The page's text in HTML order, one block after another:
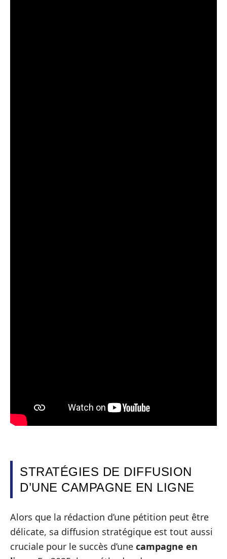
STRATÉGIES DE DIFFUSION
D’UNE CAMPAGNE EN LIGNE
Alors que la rédaction d’une pétition peut être
délicate, sa diffusion stratégique est tout aussi
cruciale pour le succès d’une campagne en